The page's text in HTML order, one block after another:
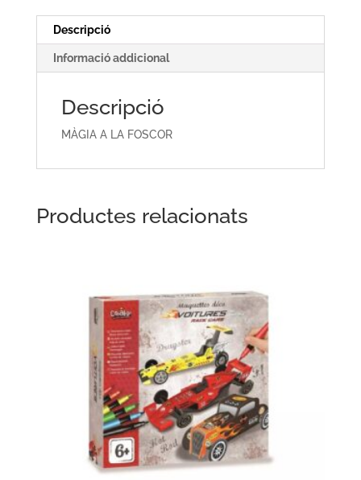
Descripció
Informació addicional
Descripció
MÀGIA A LA FOSCOR
Productes relacionats